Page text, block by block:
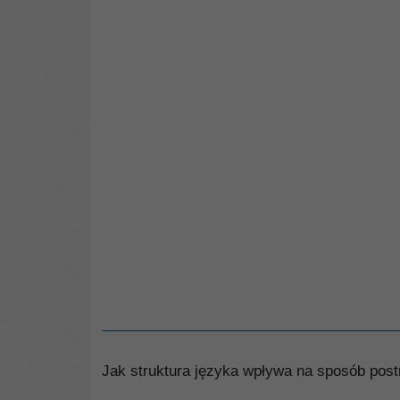
Jak struktura języka wpływa na sposób